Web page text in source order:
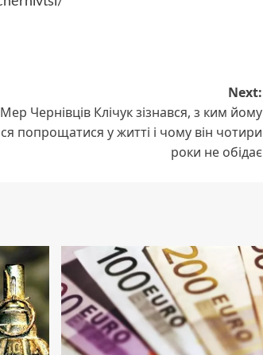
Next:
Мер Чернівців Клічук зізнався, з ким йому
попрощатися у житті і чому він чотири
роки не обідає